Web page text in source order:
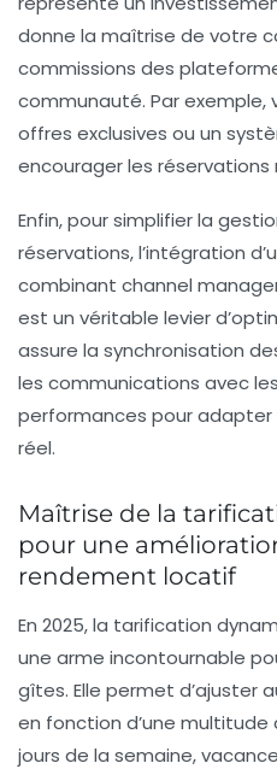
donne la maîtrise de votre
commissions des
communauté. Par exemple,
offres exclusives ou un
encourager les réservations
Enfin, pour simplifier la
réservations, l’intégration
combinant channel
est un véritable levier
assure la synchronisation
les communications avec
performances pour
réel.
Maîtrise de la
pour une
rendement locatif
En 2025, la tarification
une arme incontournable
gîtes. Elle permet d’ajuster
en fonction d’une multitude
jours de la semaine,